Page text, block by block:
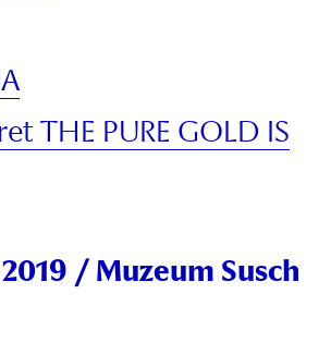
THE PURE GOLD IS
/ Muzeum Susch